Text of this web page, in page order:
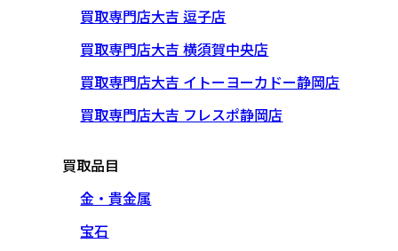
買取専門店大吉 逗子店
買取専門店大吉 横須賀中央店
買取専門店大吉 イトーヨーカドー静岡店
買取専門店大吉 フレスポ静岡店
買取品目
金・貴金属
宝石